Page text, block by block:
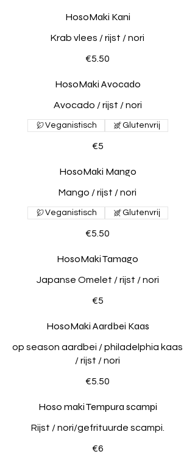
HosoMaki Kani
Krab vlees / rijst / nori
€5.50
HosoMaki Avocado
Avocado / rijst / nori
€5
Veganistisch Glutenvrij
HosoMaki Mango
Mango / rijst / nori
€5.50
Veganistisch Glutenvrij
HosoMaki Tamago
Japanse Omelet / rijst / nori
€5
HosoMaki Aardbei Kaas
op season aardbei / philadelphia kaas
/ rijst / nori
€5.50
Hoso maki Tempura scampi
Rijst / nori/gefrituurde scampi.
€6